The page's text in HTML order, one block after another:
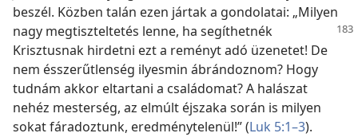
beszél. Közben talán ezen jártak a gondolatai: „Milyen
nagy megtiszteltetés lenne, ha segíthetnék
Krisztusnak hirdetni ezt a reményt adó üzenetet! De
nem ésszerűtlenség ilyesmin ábrándoznom? Hogy
tudnám akkor eltartani a családomat? A halászat
nehéz mesterség, az elmúlt éjszaka során is milyen
sokat fáradoztunk, eredménytelenül!” (Luk 5:1–3).